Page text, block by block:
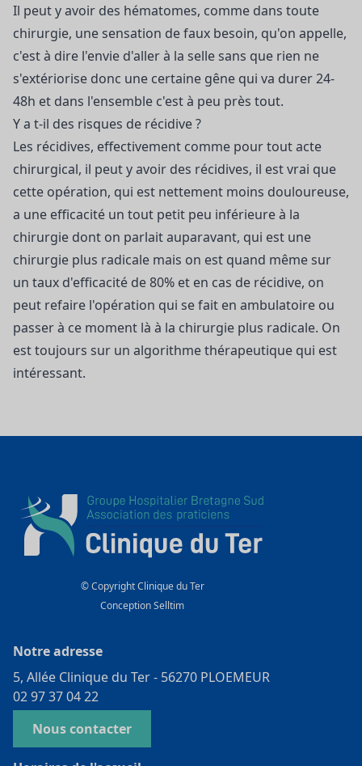
Il peut y avoir des hématomes, comme dans toute
chirurgie, une sensation de faux besoin, qu'on appelle,
c'est à dire l'envie d'aller à la selle sans que rien ne
s'extériorise donc une certaine gêne qui va durer 24-
48h et dans l'ensemble c'est à peu près tout.
Y a t-il des risques de récidive ?
Les récidives, effectivement comme pour tout acte
chirurgical, il peut y avoir des récidives, il est vrai que
cette opération, qui est nettement moins douloureuse,
a une efficacité un tout petit peu inférieure à la
chirurgie dont on parlait auparavant, qui est une
chirurgie plus radicale mais on est quand même sur
un taux d'efficacité de 80% et en cas de récidive, on
peut refaire l'opération qui se fait en ambulatoire ou
passer à ce moment là à la chirurgie plus radicale. On
est toujours sur un algorithme thérapeutique qui est
intéressant.
© Copyright Clinique du Ter
ConceptionSelltim
Notre adresse
5, Allée Clinique du Ter - 56270 PLOEMEUR
02 97 37 04 22
Nous contacter